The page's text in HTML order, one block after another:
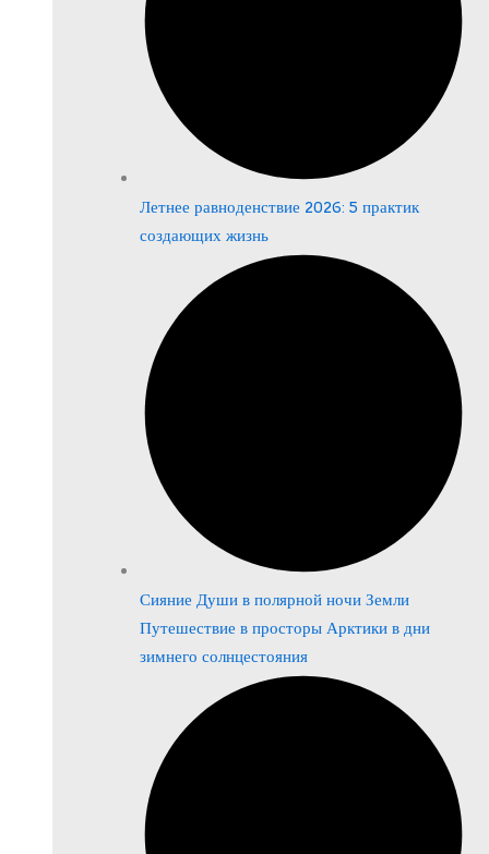
Летнее равноденствие 2026: 5 практик
создающих жизнь
Сияние Души в полярной ночи Земли
Путешествие в просторы Арктики в дни
зимнего солнцестояния